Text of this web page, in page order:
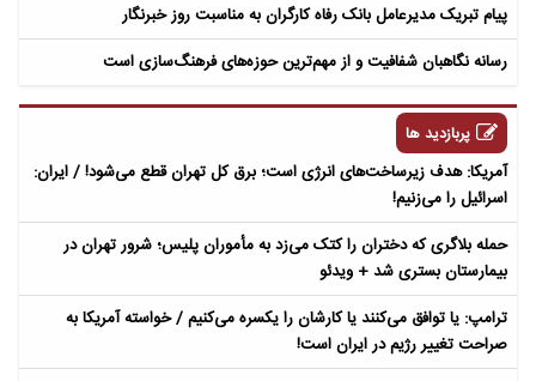
پیام تبریک مدیرعامل بانک رفاه کارگران به مناسبت روز خبرنگار
رسانه نگاهبان شفافیت و از مهم‌ترین حوزه‌های فرهنگ‌سازی است
پربازدید ها
آمریکا: هدف زیرساخت‌های انرژی است؛ برق کل تهران قطع می‌شود! / ایران:
اسرائیل را می‌زنیم!
حمله بلاگری که دختران را کتک می‌زد به مأموران پلیس؛ شرور تهران در
بیمارستان بستری شد + ویدئو
ترامپ: یا توافق می‌کنند یا کارشان را یکسره می‌کنیم / خواسته آمریکا به
صراحت تغییر رژیم در ایران است!